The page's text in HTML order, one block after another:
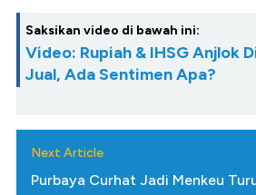
Saksikan video di bawah ini:
Video: Rupiah & IHSG Anjlok
Jual, Ada Sentimen Apa?
Next Article
Purbaya Curhat Jadi Menkeu